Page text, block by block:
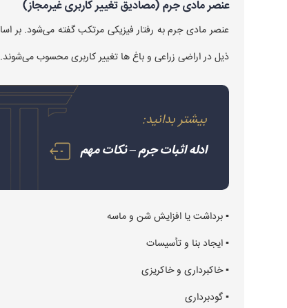
عنصر مادی جرم (مصادیق تغییر کاربری غیرمجاز)
ذیل در اراضی زراعی و باغ ها تغییر کاربری محسوب می‌شوند.
بیشتر بدانید:
ادله اثبات جرم – نکات مهم
▪︎ برداشت يا افزايش شن و ماسه
▪︎ ايجاد بنا و تأسيسات
▪︎ خاكبرداری و خاكريزی
▪︎ گودبرداری